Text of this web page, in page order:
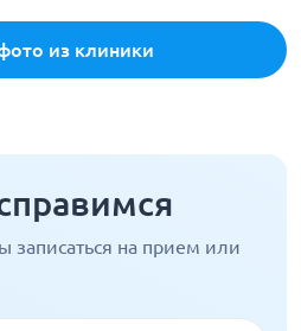
из клиники
записаться на прием или